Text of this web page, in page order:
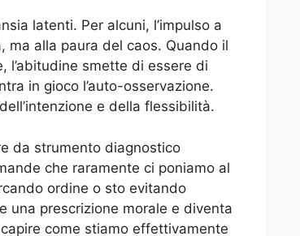
latenti. Per alcuni, l’impulso a
ma alla paura del caos. Quando il
l’abitudine smette di essere di
in gioco l’auto-osservazione.
e della flessibilità.
da strumento diagnostico
che raramente ci poniamo al
ordine o sto evitando
una prescrizione morale e diventa
come stiamo effettivamente